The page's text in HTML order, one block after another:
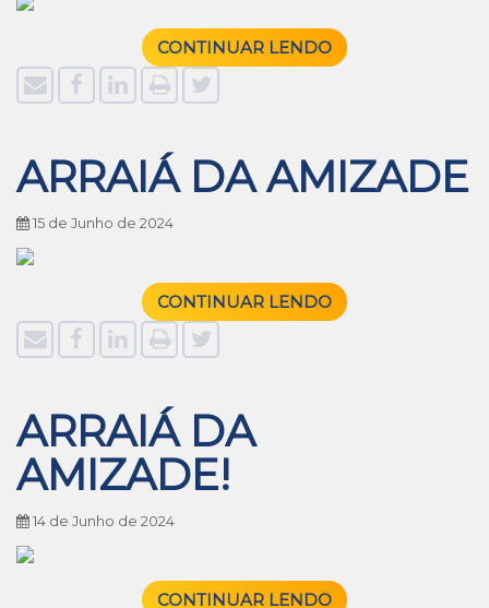
CONTINUAR LENDO
ARRAIÁ DA AMIZADE
15 de Junho de 2024
CONTINUAR LENDO
ARRAIÁ DA
AMIZADE!
14 de Junho de 2024
CONTINUAR LENDO